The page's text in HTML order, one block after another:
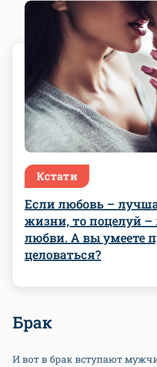
Кстати
Если любовь –
жизни, то поцелуй
любви. А вы умеете
целоваться?
Брак
И вот в брак вступают